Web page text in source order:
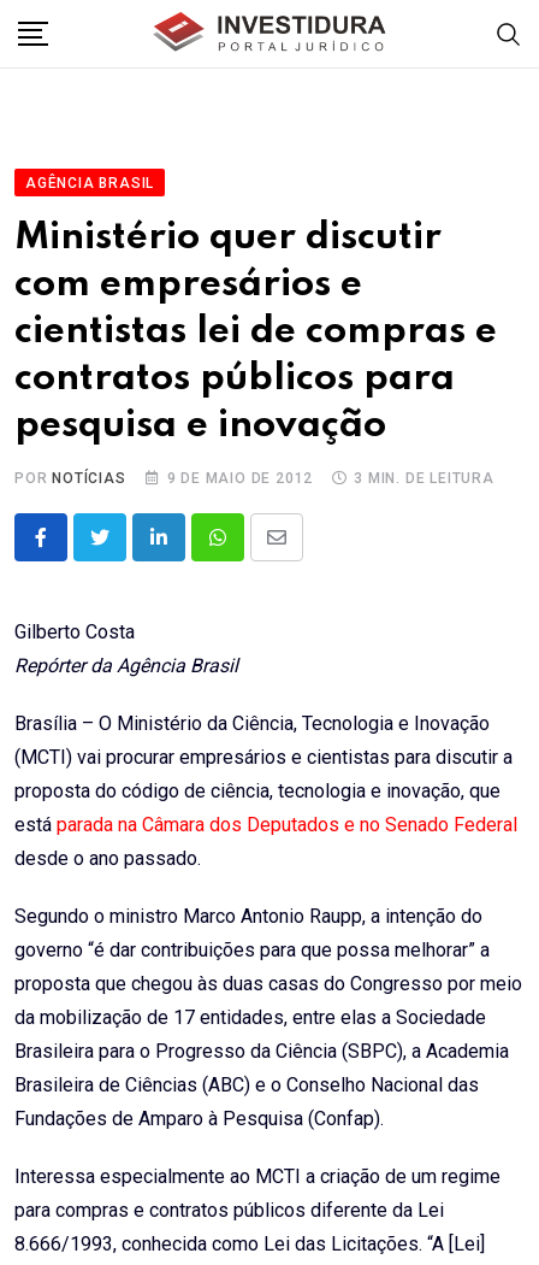
AGÊNCIA BRASIL
Ministério quer discutir
com empresários e
cientistas lei de compras e
contratos públicos para
pesquisa e inovação
POR NOTÍCIAS 9 DE MAIO DE 2012 3 MIN. DE LEITURA
LinkedInWhatsappShare
Gilberto Costa
Repórter da Agência Brasil
Brasília – O Ministério da Ciência, Tecnologia e Inovação
(MCTI) vai procurar empresários e cientistas para discutir a
proposta do código de ciência, tecnologia e inovação, que
está parada na Câmara dos Deputados e no Senado Federal
desde o ano passado.
Segundo o ministro Marco Antonio Raupp, a intenção do
governo “é dar contribuições para que possa melhorar” a
proposta que chegou às duas casas do Congresso por meio
da mobilização de 17 entidades, entre elas a Sociedade
Brasileira para o Progresso da Ciência (SBPC), a Academia
Brasileira de Ciências (ABC) e o Conselho Nacional das
Fundações de Amparo à Pesquisa (Confap).
Interessa especialmente ao MCTI a criação de um regime
para compras e contratos públicos diferente da Lei
8.666/1993, conhecida como Lei das Licitações. “A [Lei]